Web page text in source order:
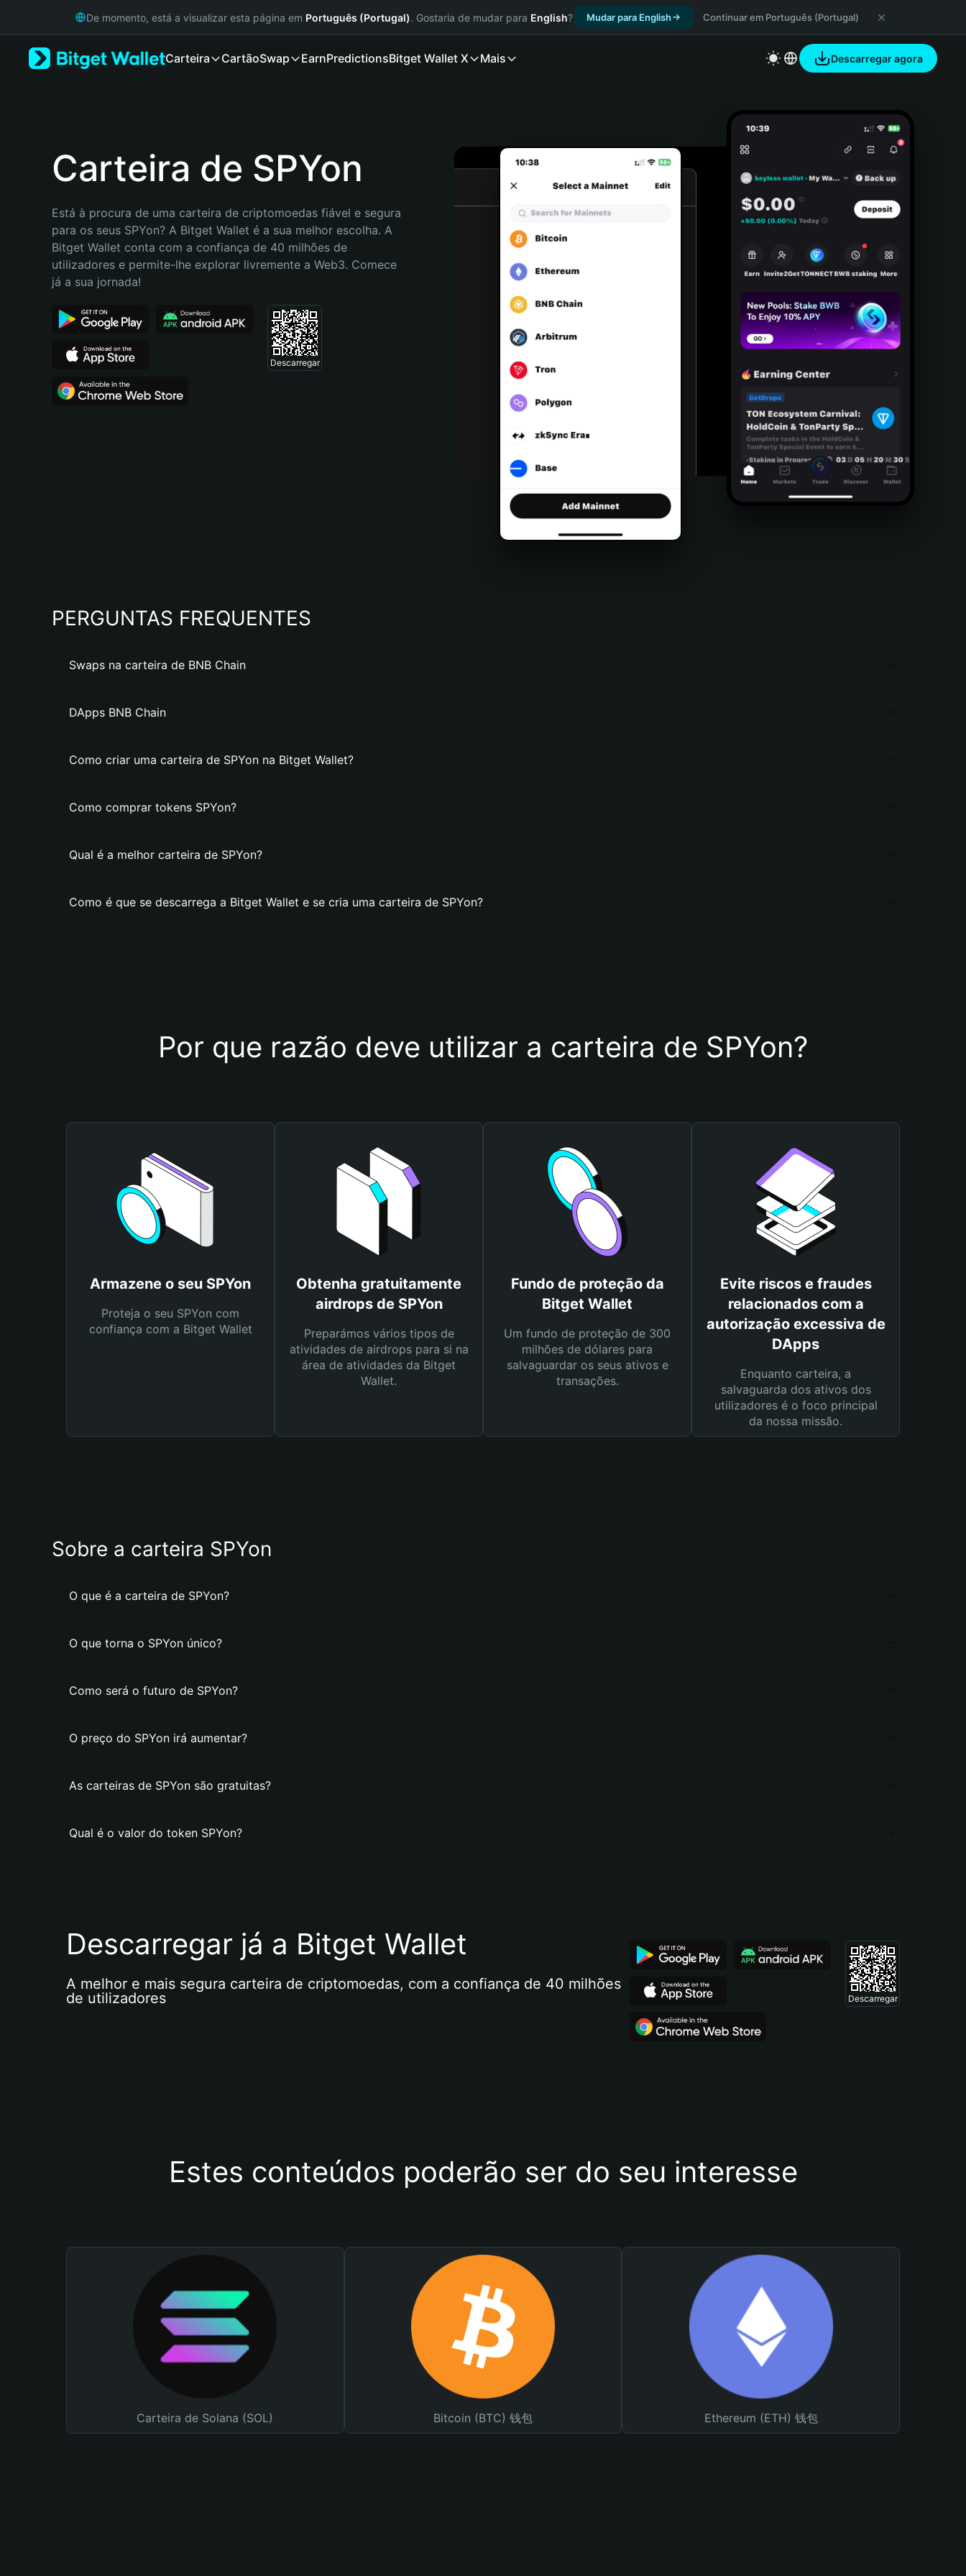
Русский
Bahasa Indonesia
Español (Argentina)
De momento, está a visualizar esta página em Português (Portugal). Gostaria de mudar para English? Mudar para English Continuar em Português (Portugal)
Carteira CartãoSwap EarnPredictionsBitget Wallet X Mais Descarregar agora
Carteira de SPYon
Está à procura de uma carteira de criptomoedas fiável e segura
para os seus SPYon? A Bitget Wallet é a sua melhor escolha. A
Bitget Wallet conta com a confiança de 40 milhões de
utilizadores e permite-lhe explorar livremente a Web3. Comece
já a sua jornada!
Descarregar
PERGUNTAS FREQUENTES
Swaps na carteira de BNB Chain
DApps BNB Chain
Como criar uma carteira de SPYon na Bitget Wallet?
Como comprar tokens SPYon?
Qual é a melhor carteira de SPYon?
Como é que se descarrega a Bitget Wallet e se cria uma carteira de SPYon?
Por que razão deve utilizar a carteira de SPYon?
Armazene o seu SPYon
Proteja o seu SPYon com
confiança com a Bitget Wallet
Obtenha gratuitamente
airdrops de SPYon
Preparámos vários tipos de
atividades de airdrops para si na
área de atividades da Bitget
Wallet.
Fundo de proteção da
Bitget Wallet
Um fundo de proteção de 300
milhões de dólares para
salvaguardar os seus ativos e
transações.
Evite riscos e fraudes
relacionados com a
autorização excessiva de
DApps
Enquanto carteira, a
salvaguarda dos ativos dos
utilizadores é o foco principal
da nossa missão.
Sobre a carteira SPYon
O que é a carteira de SPYon?
O que torna o SPYon único?
Como será o futuro de SPYon?
O preço do SPYon irá aumentar?
As carteiras de SPYon são gratuitas?
Qual é o valor do token SPYon?
Descarregar já a Bitget Wallet
A melhor e mais segura carteira de criptomoedas, com a confiança de 40 milhões
de utilizadores
Descarregar
Estes conteúdos poderão ser do seu interesse
Carteira de Solana (SOL) Bitcoin (BTC) 钱包 Ethereum (ETH) 钱包